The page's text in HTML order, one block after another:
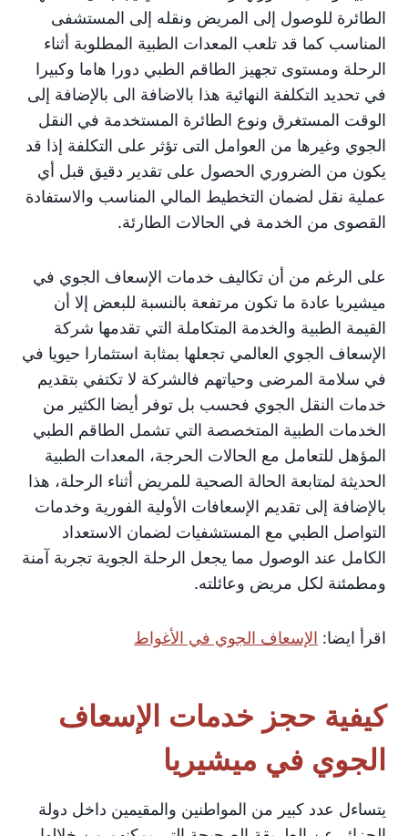
الطائرة للوصول إلى المريض ونقله إلى المستشفى
المناسب كما قد تلعب المعدات الطبية المطلوبة أثناء
الرحلة ومستوى تجهيز الطاقم الطبي دورا هاما وكبيرا
في تحديد التكلفة النهائية هذا بالاضافة الى بالإضافة إلى
الوقت المستغرق ونوع الطائرة المستخدمة في النقل
الجوي وغيرها من العوامل التى تؤثر على التكلفة إذا قد
يكون من الضروري الحصول على تقدير دقيق قبل أي
عملية نقل لضمان التخطيط المالي المناسب والاستفادة
القصوى من الخدمة في الحالات الطارئة.
على الرغم من أن تكاليف خدمات الإسعاف الجوي في
ميشيريا عادة ما تكون مرتفعة بالنسبة للبعض إلا أن
القيمة الطبية والخدمة المتكاملة التي تقدمها شركة
الإسعاف الجوي العالمي تجعلها بمثابة استثمارا حيويا في
في سلامة المرضى وحياتهم فالشركة لا تكتفي بتقديم
خدمات النقل الجوي فحسب بل توفر أيضا الكثير من
الخدمات الطبية المتخصصة التي تشمل الطاقم الطبي
المؤهل للتعامل مع الحالات الحرجة، المعدات الطبية
الحديثة لمتابعة الحالة الصحية للمريض أثناء الرحلة، هذا
بالإضافة إلى تقديم الإسعافات الأولية الفورية وخدمات
التواصل الطبي مع المستشفيات لضمان الاستعداد
الكامل عند الوصول مما يجعل الرحلة الجوية تجربة آمنة
ومطمئنة لكل مريض وعائلته.
اقرأ ايضا: الإسعاف الجوي في الأغواط
كيفية حجز خدمات الإسعاف
الجوي في ميشيريا
يتساءل عدد كبير من المواطنين والمقيمين داخل دولة